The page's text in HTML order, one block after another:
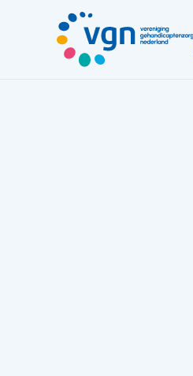
hoofdinhoud